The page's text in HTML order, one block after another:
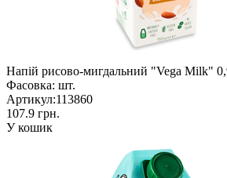
Напій рисово-мигдальний "Vega Milk"
Фасовка: шт.
Артикул:113860
107.9 грн.
У кошик